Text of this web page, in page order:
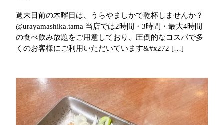
週末目前の木曜日は、うらやましかで乾杯しませんか？
@urayamashika.tama 当店では2時間・3時間・最大4時間
の食べ飲み放題をご用意しており、圧倒的なコスパで多
くのお客様にご利用いただいています&#x272 […]